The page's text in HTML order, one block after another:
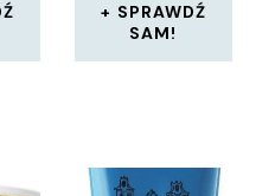
SPRAWDŹ
SAM!